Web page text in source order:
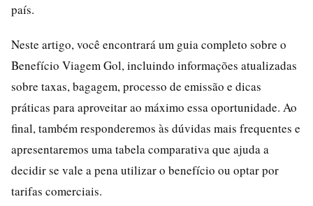
país.
Neste artigo, você encontrará um guia completo sobre o
Benefício Viagem Gol, incluindo informações atualizadas
sobre taxas, bagagem, processo de emissão e dicas
práticas para aproveitar ao máximo essa oportunidade. Ao
final, também responderemos às dúvidas mais frequentes e
apresentaremos uma tabela comparativa que ajuda a
decidir se vale a pena utilizar o benefício ou optar por
tarifas comerciais.